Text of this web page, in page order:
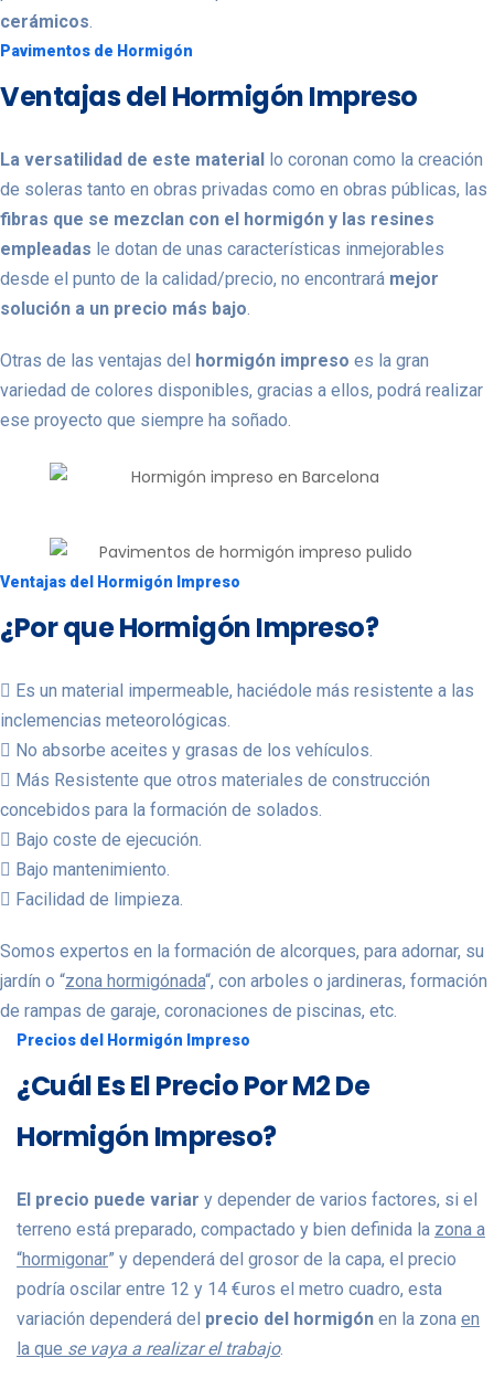
cerámicos
Pavimentos de Hormigón
Ventajas del Hormigón Impreso
La versatilidad de este material lo coronan como la creación
de soleras tanto en obras privadas como en obras públicas, las
fibras que se mezclan con el hormigón y las resines
empleadas le dotan de unas características inmejorables
desde el punto de la calidad/precio, no encontrará mejor
solución a un precio más bajo
Otras de las ventajas del hormigón impreso es la gran
variedad de colores disponibles, gracias a ellos, podrá realizar
ese proyecto que siempre ha soñado.
Ventajas del Hormigón Impreso
¿Por que Hormigón Impreso?
Es un material impermeable, haciédole más resistente a las
inclemencias meteorológicas.
No absorbe aceites y grasas de los vehículos.
Más Resistente que otros materiales de construcción
concebidos para la formación de solados.
Bajo coste de ejecución.
Bajo mantenimiento.
Facilidad de limpieza.
Somos expertos en la formación de alcorques, para adornar, su
jardín o “zona hormigónada“, con arboles o jardineras, formación
de rampas de garaje, coronaciones de piscinas, etc.
Precios del Hormigón Impreso
¿Cuál Es El Precio Por M2 De
Hormigón Impreso?
El precio puede variar y depender de varios factores, si el
terreno está preparado, compactado y bien definida la zona a
“hormigonar” y dependerá del grosor de la capa, el precio
podría oscilar entre 12 y 14 €uros el metro cuadro, esta
variación dependerá del precio del hormigón en la zona en
la que se vaya a realizar el trabajo.